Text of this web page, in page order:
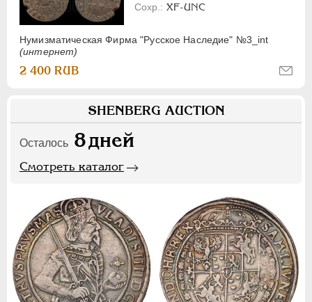
Нумизматическая Фирма "Русское Наследие" №3_int
(интернет)
XF-UNC
2 400 RUB
SHENBERG AUCTION
Осталось 8дней
Смотреть каталог